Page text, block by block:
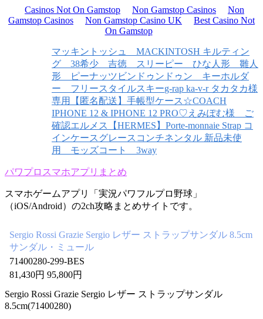
Casinos Not On Gamstop Non Gamstop Casinos
Non
Gamstop Casinos
Non Gamstop Casino UK
Best Casino Not
On Gamstop
マッキントッシュ MACKINTOSH キルティン
グ 38希少 吉徳 スリーピー ひな人形 雛人
形 ピーナッツ ビンドゥンドゥン キーホルダ
ー フリースタイルスキーg-rap ka-v-r タカタカ様
専用
【匿名配送】手帳型ケース☆COACH
IPHONE 12 & IPHONE 12 PRO♡えみぽむ様 ご
確認エルメス【HERMES】Porte-monnaie Strap コ
インケースグレースコンチネンタル 新品未使
用 モッズコート 3way
パワプロスマホアプリまとめ
スマホゲームアプリ「実況パワフルプロ野球」
（iOS/Android）の2ch攻略まとめサイトです。
Sergio Rossi Grazie Sergio レザー ストラップサンダル 8.5cm
サンダル・ミュール
71400280-299-BES
81,430円 95,800円
Sergio Rossi Grazie Sergio レザー ストラップサンダル
8.5cm(71400280)